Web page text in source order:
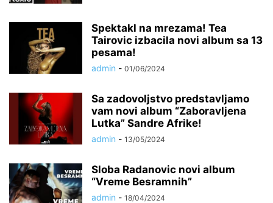
Spektakl na mrezama! Tea
Tairovic izbacila novi album sa 13
pesama!
admin - 01/06/2024
Sa zadovoljstvo predstavljamo
vam novi album “Zaboravljena
Lutka” Sandre Afrike!
admin - 13/05/2024
Sloba Radanovic novi album
“Vreme Besramnih”
admin - 18/04/2024